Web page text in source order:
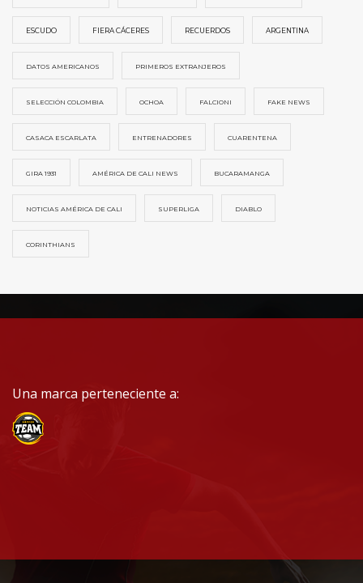
ESCUDO FIERA CÁCERES RECUERDOS ARGENTINA
DATOS AMERICANOS PRIMEROS EXTRANJEROS
SELECCIÓN COLOMBIA OCHOA FALCIONI FAKE NEWS
CASACA ESCARLATA ENTRENADORES CUARENTENA
GIRA 1931 AMÉRICA DE CALI NEWS BUCARAMANGA
NOTICIAS AMÉRICA DE CALI SUPERLIGA DIABLO
CORINTHIANS
Una marca perteneciente a: